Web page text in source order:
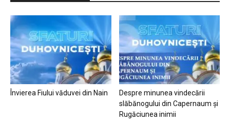
Învierea Fiului văduvei din Nain
Despre minunea vindecării
slăbănogului din Capernaum și
Rugăciunea inimii